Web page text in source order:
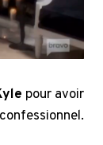
pour avoir